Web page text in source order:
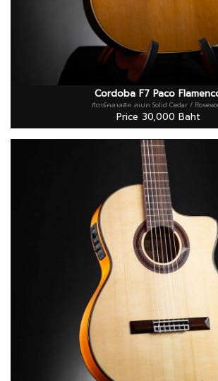
Cordoba F7 Paco
กีตาร์คลาสสิค สเปค Solid Cedar /
Price 30,000 Baht